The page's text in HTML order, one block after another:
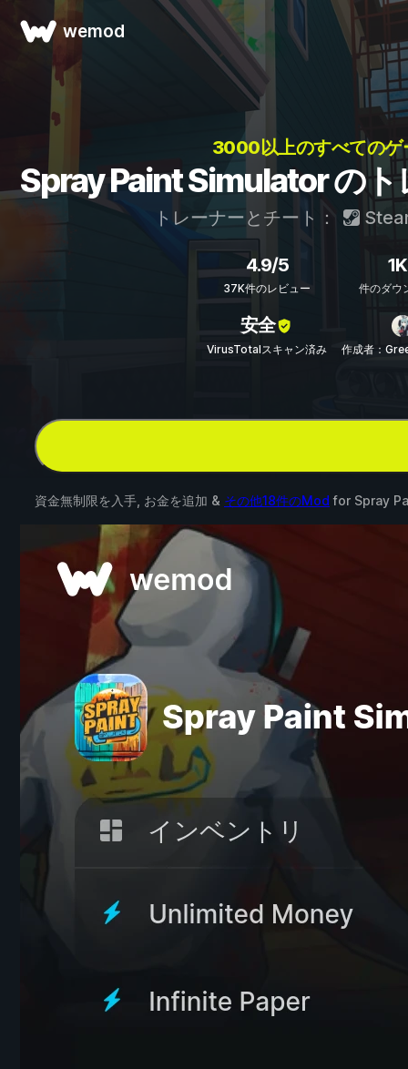
wemod
3000以上のすべての
Spray Paint Simulator の
トレーナーとチート：
4.9/5
37K件のレビュー 件のダウ
安全
VirusTotalスキャン済み 作成者：
資金無制限を入手, お金を追加 & その他18件のMod for Spray